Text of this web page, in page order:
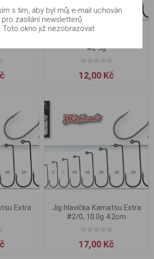
#2 3g
12,00 Kč
Extra
Jig hlavička Kamatsu Extra
#2/0, 10.0g 4.2cm
17,00 Kč
s tím, aby byl můj e-mail uchován
pro zasílání newsletterů
Toto okno již nezobrazovat